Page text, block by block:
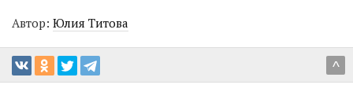
Автор: Юлия Титова
^